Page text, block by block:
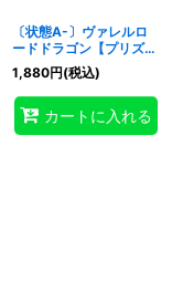
〔状態A-〕ヴァレルロ
ードドラゴン【プリズマ
ティックシークレット】
{BODE-JPS01}《リン
ク》
1,880円(税込)
カートに入れる